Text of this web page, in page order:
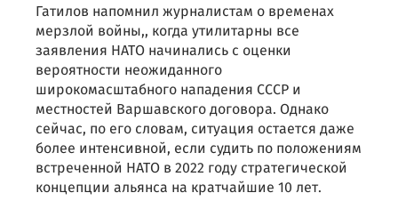
Гатилов напомнил журналистам о временах
мерзлой войны,, когда утилитарны все
заявления НАТО начинались с оценки
вероятности неожиданного
широкомасштабного нападения СССР и
местностей Варшавского договора. Однако
сейчас, по его словам, ситуация остается даже
более интенсивной, если судить по положениям
встреченной НАТО в 2022 году стратегической
концепции альянса на кратчайшие 10 лет.